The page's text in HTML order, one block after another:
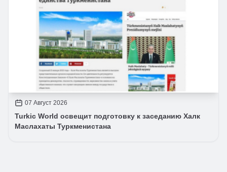
07 Август 2026
Turkic World освещит подготовку к заседанию Халк
Маслахаты Туркменистана